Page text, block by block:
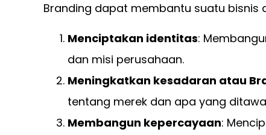
Branding dapat membantu suatu
Menciptakan identitas:
dan misi perusahaan.
Meningkatkan kesadaran atau
tentang merek dan apa yang
Membangun kepercayaan: